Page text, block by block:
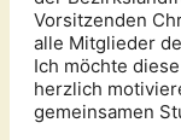
Vorsitzenden
alle Mitglieder
Ich möchte
herzlich
gemeinsamen